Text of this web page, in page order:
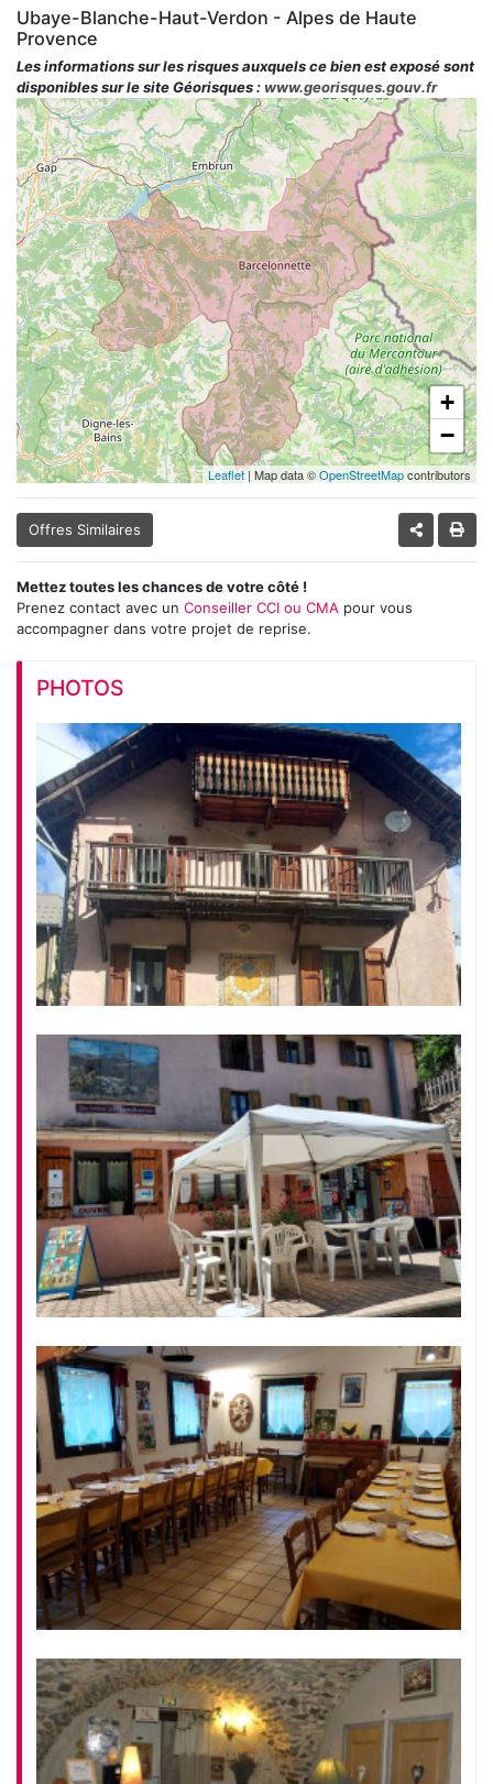
Ubaye-Blanche-Haut-Verdon - Alpes de Haute
Provence
Les informations sur les risques auxquels ce bien est exposé sont
disponibles sur le site Géorisques : www.georisques.gouv.fr
+
−
Leaflet| Map data ©OpenStreetMapcontributors
Offres Similaires
Mettez toutes les chances de votre côté !
Prenez contact avec un Conseiller CCI ou CMA pour vous
accompagner dans votre projet de reprise.
PHOTOS